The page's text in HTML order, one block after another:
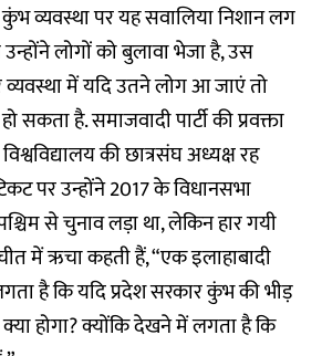
व्यवस्था पर यह सवालिया निशान लग
लोगों को बुलावा भेजा है, उस
में यदि उतने लोग आ जाएं तो
सकता है. समाजवादी पार्टी की प्रवक्ता
की छात्रसंघ अध्यक्ष रह
पर उन्होंने 2017 के विधानसभा
से चुनाव लड़ा था, लेकिन हार गयी
में ऋचा कहती हैं, “एक इलाहाबादी
है कि यदि प्रदेश सरकार कुंभ की भीड़
होगा? क्योंकि देखने में लगता है कि